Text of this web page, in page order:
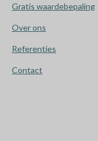
Gratis waardebepaling
Over ons
Referenties
Contact